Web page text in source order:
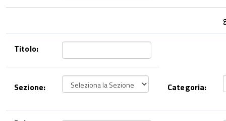
Titolo:
Sezione: Categoria: